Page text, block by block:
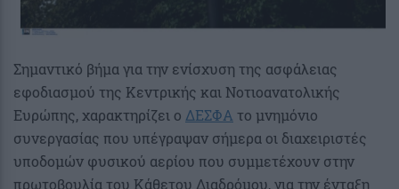
Σημαντικό βήμα για την ενίσχυση της ασφάλειας
εφοδιασμού της Κεντρικής και Νοτιοανατολικής
Ευρώπης, χαρακτηρίζει ο ΔΕΣΦΑ το μνημόνιο
συνεργασίας που υπέγραψαν σήμερα οι διαχειριστές
υποδομών φυσικού αερίου που συμμετέχουν στην
πρωτοβουλία του Κάθετου Διαδρόμου, για την ένταξη